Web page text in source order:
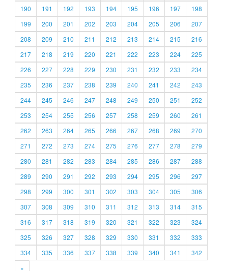
190
191 192 193 194 195 196 197
198
199
200 201 202 203 204 205 206
207
208
209 210 211 212 213 214 215
216
217
218 219 220 221 222 223 224
225
226
227 228 229 230 231 232 233
234
235
236 237 238 239 240 241 242
243
244
245 246 247 248 249 250 251
252
253
254 255 256 257 258 259 260
261
262
263 264 265 266 267 268 269
270
271
272 273 274 275 276 277 278
279
280
281 282 283 284 285 286 287
288
289
290 291 292 293 294 295 296
297
298
299 300 301 302 303 304 305
306
307
308 309 310 311 312 313 314
315
316
317 318 319 320 321 322 323
324
325
326 327 328 329 330 331 332
333
334
335 336 337 338 339 340 341
342
»